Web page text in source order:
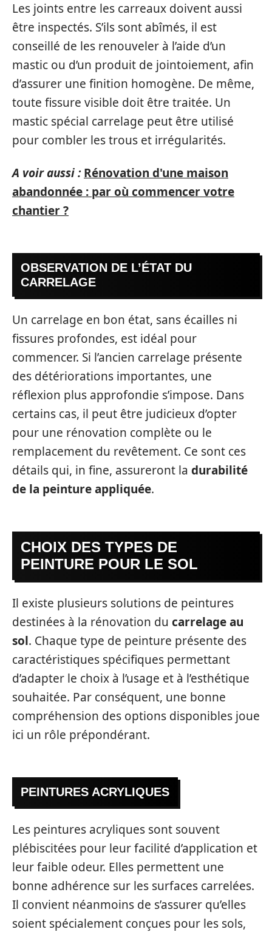
Les joints entre les carreaux doivent aussi
être inspectés. S’ils sont abîmés, il est
conseillé de les renouveler à l’aide d’un
mastic ou d’un produit de jointoiement, afin
d’assurer une finition homogène. De même,
toute fissure visible doit être traitée. Un
mastic spécial carrelage peut être utilisé
pour combler les trous et irrégularités.
A voir aussi : Rénovation d'une maison
abandonnée : par où commencer votre
chantier ?
OBSERVATION DE L’ÉTAT DU
CARRELAGE
Un carrelage en bon état, sans écailles ni
fissures profondes, est idéal pour
commencer. Si l’ancien carrelage présente
des détériorations importantes, une
réflexion plus approfondie s’impose. Dans
certains cas, il peut être judicieux d’opter
pour une rénovation complète ou le
remplacement du revêtement. Ce sont ces
détails qui, in fine, assureront la durabilité
de la peinture appliquée.
CHOIX DES TYPES DE
PEINTURE POUR LE SOL
Il existe plusieurs solutions de peintures
destinées à la rénovation du carrelage au
sol. Chaque type de peinture présente des
caractéristiques spécifiques permettant
d’adapter le choix à l’usage et à l’esthétique
souhaitée. Par conséquent, une bonne
compréhension des options disponibles joue
ici un rôle prépondérant.
PEINTURES ACRYLIQUES
Les peintures acryliques sont souvent
plébiscitées pour leur facilité d’application et
leur faible odeur. Elles permettent une
bonne adhérence sur les surfaces carrelées.
Il convient néanmoins de s’assurer qu’elles
soient spécialement conçues pour les sols,